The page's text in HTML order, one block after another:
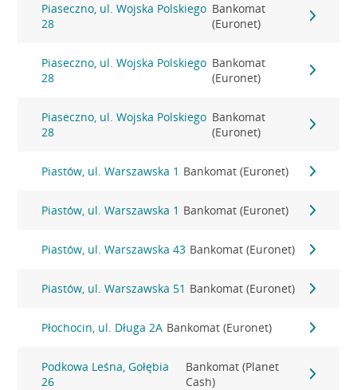
Piaseczno, ul. Wojska Polskiego
28
Bankomat
(Euronet)
Piaseczno, ul. Wojska Polskiego
28
Bankomat
(Euronet)
Piaseczno, ul. Wojska Polskiego
28
Bankomat
(Euronet)
Piastów, ul. Warszawska 1 Bankomat (Euronet)
Piastów, ul. Warszawska 1 Bankomat (Euronet)
Piastów, ul. Warszawska 43 Bankomat (Euronet)
Piastów, ul. Warszawska 51 Bankomat (Euronet)
Płochocin, ul. Długa 2A Bankomat (Euronet)
Podkowa Leśna, Gołębia
26
Bankomat (Planet
Cash)